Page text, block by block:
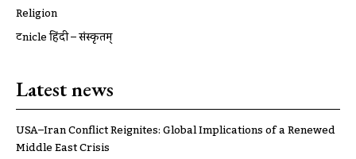
Religion
ट्रूnicle हिंदी – संस्कृतम्
Latest news
USA–Iran Conflict Reignites: Global Implications of a Renewed
Middle East Crisis